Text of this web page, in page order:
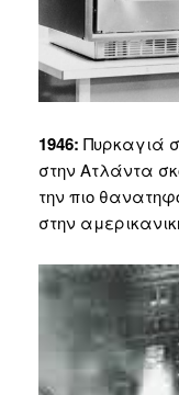
1946: Πυρκαγιά
στην Ατλάντα
την πιο
στην